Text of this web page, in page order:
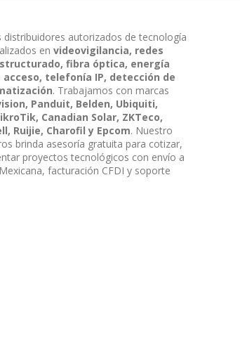
distribuidores autorizados de tecnología
envideovigilancia, redes
fibra óptica, energía
telefonía IP, detección de
. Trabajamos con marcas
Panduit, Belden, Ubiquiti,
Canadian Solar, ZKTeco,
Ruijie, Charofil y Epcom. Nuestro
brinda asesoría gratuita para cotizar,
proyectos tecnológicos con envío a
facturación CFDI y soporte